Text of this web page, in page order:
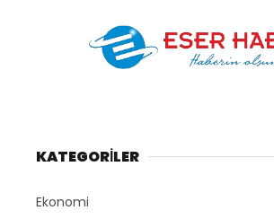
KATEGORİLER
Ekonomi